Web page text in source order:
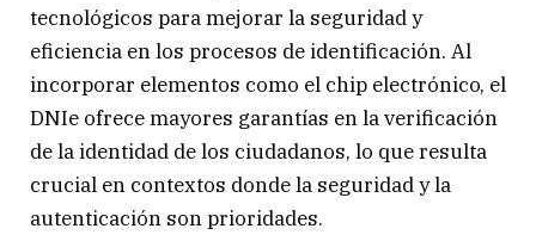
tecnológicos para mejorar la seguridad y
eficiencia en los procesos de identificación. Al
incorporar elementos como el chip electrónico, el
DNIe ofrece mayores garantías en la verificación
de la identidad de los ciudadanos, lo que resulta
crucial en contextos donde la seguridad y la
autenticación son prioridades.